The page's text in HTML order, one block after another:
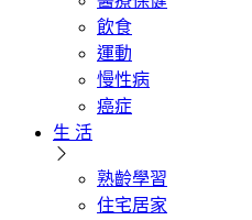
飲食
運動
慢性病
癌症
生 活
熟齡學習
住宅居家